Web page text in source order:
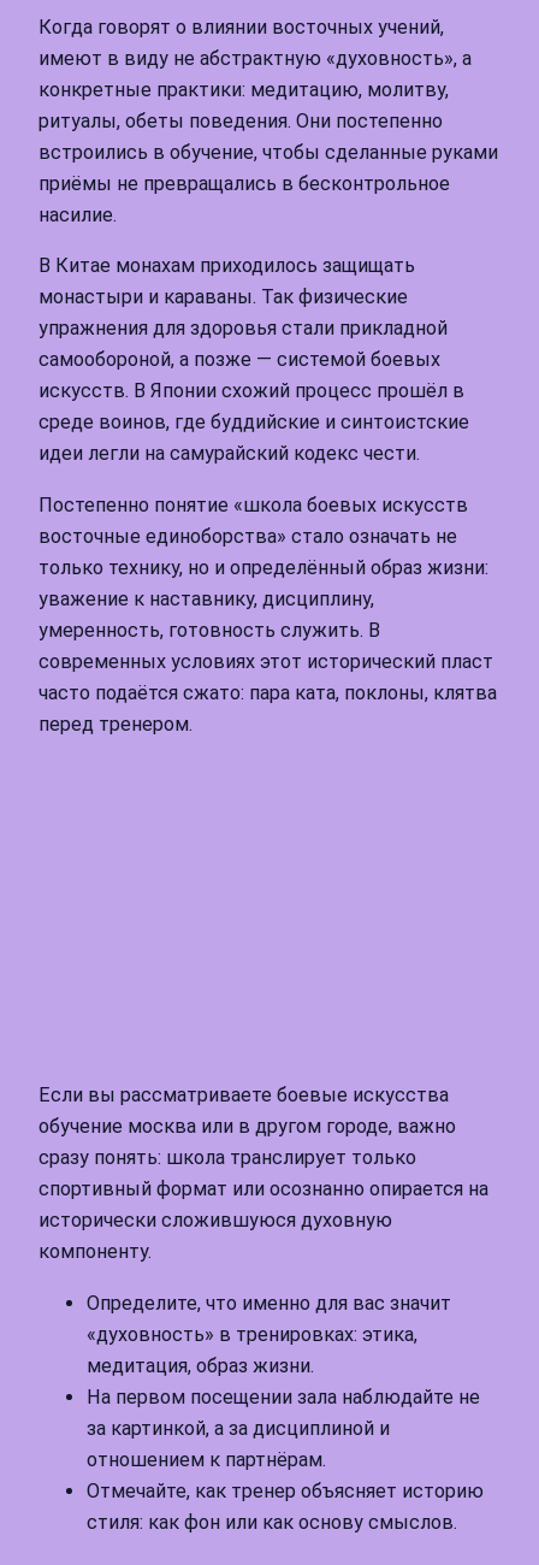
Когда говорят о влиянии восточных учений,
имеют в виду не абстрактную «духовность», а
конкретные практики: медитацию, молитву,
ритуалы, обеты поведения. Они постепенно
встроились в обучение, чтобы сделанные руками
приёмы не превращались в бесконтрольное
насилие.
В Китае монахам приходилось защищать
монастыри и караваны. Так физические
упражнения для здоровья стали прикладной
самообороной, а позже — системой боевых
искусств. В Японии схожий процесс прошёл в
среде воинов, где буддийские и синтоистские
идеи легли на самурайский кодекс чести.
Постепенно понятие «школа боевых искусств
восточные единоборства» стало означать не
только технику, но и определённый образ жизни:
уважение к наставнику, дисциплину,
умеренность, готовность служить. В
современных условиях этот исторический пласт
часто подаётся сжато: пара ката, поклоны, клятва
перед тренером.
Если вы рассматриваете боевые искусства
обучение москва или в другом городе, важно
сразу понять: школа транслирует только
спортивный формат или осознанно опирается на
исторически сложившуюся духовную
компоненту.
Определите, что именно для вас значит
«духовность» в тренировках: этика,
медитация, образ жизни.
На первом посещении зала наблюдайте не
за картинкой, а за дисциплиной и
отношением к партнёрам.
Отмечайте, как тренер объясняет историю
стиля: как фон или как основу смыслов.